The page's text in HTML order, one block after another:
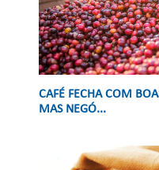
CAFÉ FECHA COM
MAS NEGÓ...